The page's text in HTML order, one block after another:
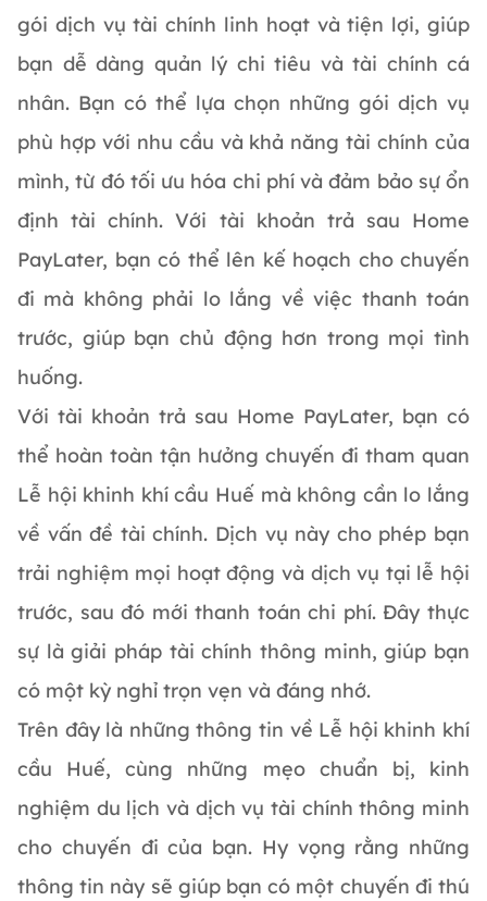
gói dịch vụ tài chính linh hoạt và tiện lợi, giúp
bạn dễ dàng quản lý chi tiêu và tài chính cá
nhân. Bạn có thể lựa chọn những gói dịch vụ
phù hợp với nhu cầu và khả năng tài chính của
mình, từ đó tối ưu hóa chi phí và đảm bảo sự ổn
định tài chính. Với tài khoản trả sau Home
PayLater, bạn có thể lên kế hoạch cho chuyến
đi mà không phải lo lắng về việc thanh toán
trước, giúp bạn chủ động hơn trong mọi tình
huống.
Với tài khoản trả sau Home PayLater, bạn có
thể hoàn toàn tận hưởng chuyến đi tham quan
Lễ hội khinh khí cầu Huế mà không cần lo lắng
về vấn đề tài chính. Dịch vụ này cho phép bạn
trải nghiệm mọi hoạt động và dịch vụ tại lễ hội
trước, sau đó mới thanh toán chi phí. Đây thực
sự là giải pháp tài chính thông minh, giúp bạn
có một kỳ nghỉ trọn vẹn và đáng nhớ.
Trên đây là những thông tin về Lễ hội khinh khí
cầu Huế, cùng những mẹo chuẩn bị, kinh
nghiệm du lịch và dịch vụ tài chính thông minh
cho chuyến đi của bạn. Hy vọng rằng những
thông tin này sẽ giúp bạn có một chuyến đi thú